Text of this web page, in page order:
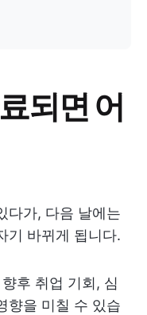
되면 어
다가, 다음 날에는
기 바뀌게 됩니다.
후 취업 기회, 심
향을 미칠 수 있습